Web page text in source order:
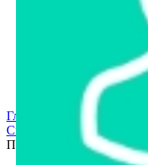
Арестованное
Реестр
Реестр переоценок
Государственное
Главная страница
Спецтехника
ПТ-3010, 2015